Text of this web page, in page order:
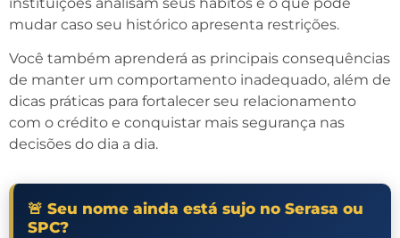
mudar caso seu histórico apresenta restrições.
Você também aprenderá as principais consequências
de manter um comportamento inadequado, além de
dicas práticas para fortalecer seu relacionamento
com o crédito e conquistar mais segurança nas
decisões do dia a dia.
🚨 Seu nome ainda está sujo no Serasa ou
SPC?